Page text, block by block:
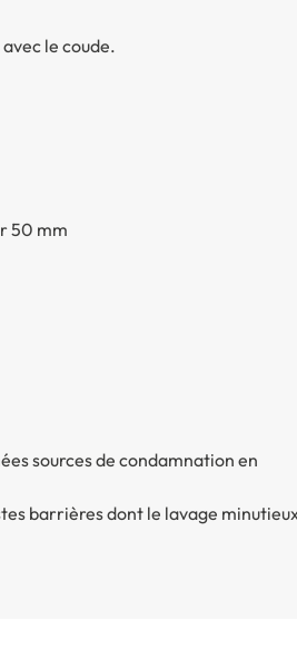
le coude.
50 mm
sources de condamnation en
barrières dont le lavage